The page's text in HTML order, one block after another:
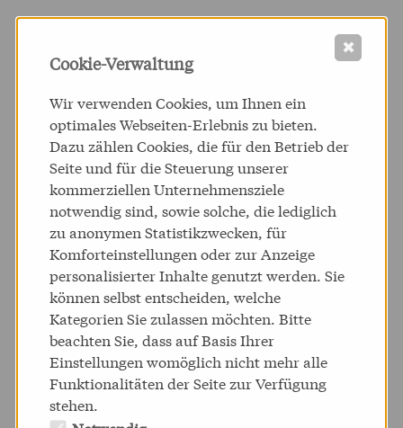
Aktuell leisten wir zusammen mit Yakamara den
für den Shop im laufenden
Betrieb und führen kontinuierlich Verbesserungen
am System durch.
Wir setzen die von
PICARD
geplanten Marketing-
Maßnahmenam Online-Shop um und stehen
jederzeit als Ansprechpartner und Berater bereit,
um neue Aktionen zu konzeptionieren.
Außerdem unterstützen wirPICARDbei der
Erstellung desPICARD-Newslettersmit der
Erstellung responsiver E-Mail-Templates.
Cookie-Verwaltung
Wir verwenden Cookies, um Ihnen ein
optimales Webseiten-Erlebnis zu bieten.
Dazu zählen Cookies, die für den Betrieb der
Seite und für die Steuerung unserer
kommerziellen Unternehmensziele
notwendig sind, sowie solche, die lediglich
zu anonymen Statistikzwecken, für
Komforteinstellungen oder zur Anzeige
personalisierter Inhalte genutzt werden. Sie
können selbst entscheiden, welche
Kategorien Sie zulassen möchten. Bitte
beachten Sie, dass auf Basis Ihrer
Einstellungen womöglich nicht mehr alle
Funktionalitäten der Seite zur Verfügung
stehen.
✖